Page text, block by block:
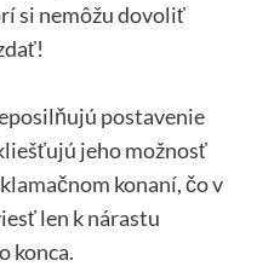
si nemôžu dovoliť
postavenie
jeho možnosť
konaní, čo v
len k nárastu
konca.